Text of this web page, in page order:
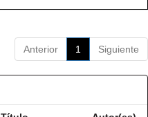
Anterior 1 Siguiente